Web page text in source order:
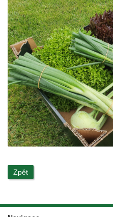
Zpět